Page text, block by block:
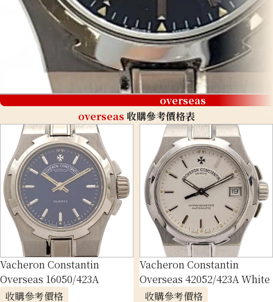
overseas
overseas 收購參考價格表
Vacheron Constantin
Overseas 16050/423A
收購參考價格
Vacheron Constantin
Overseas 42052/423A White
收購參考價格